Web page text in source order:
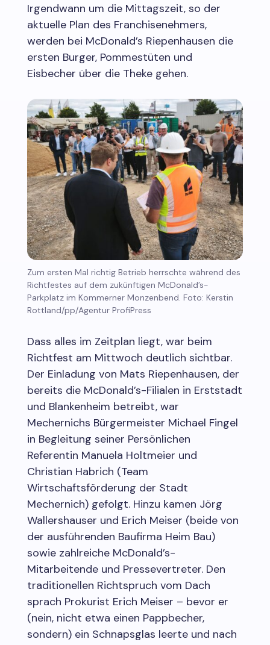
Irgendwann um die Mittagszeit, so der
aktuelle Plan des Franchisenehmers,
werden bei McDonald’s Riepenhausen die
ersten Burger, Pommestüten und
Eisbecher über die Theke gehen.
Zum ersten Mal richtig Betrieb herrschte während des
Richtfestes auf dem zukünftigen McDonald’s-
Parkplatz im Kommerner Monzenbend. Foto: Kerstin
Rottland/pp/Agentur ProfiPress
Dass alles im Zeitplan liegt, war beim
Richtfest am Mittwoch deutlich sichtbar.
Der Einladung von Mats Riepenhausen, der
bereits die McDonald’s-Filialen in Erststadt
und Blankenheim betreibt, war
Mechernichs Bürgermeister Michael Fingel
in Begleitung seiner Persönlichen
Referentin Manuela Holtmeier und
Christian Habrich (Team
Wirtschaftsförderung der Stadt
Mechernich) gefolgt. Hinzu kamen Jörg
Wallershauser und Erich Meiser (beide von
der ausführenden Baufirma Heim Bau)
sowie zahlreiche McDonald’s-
Mitarbeitende und Pressevertreter. Den
traditionellen Richtspruch vom Dach
sprach Prokurist Erich Meiser – bevor er
(nein, nicht etwa einen Pappbecher,
sondern) ein Schnapsglas leerte und nach